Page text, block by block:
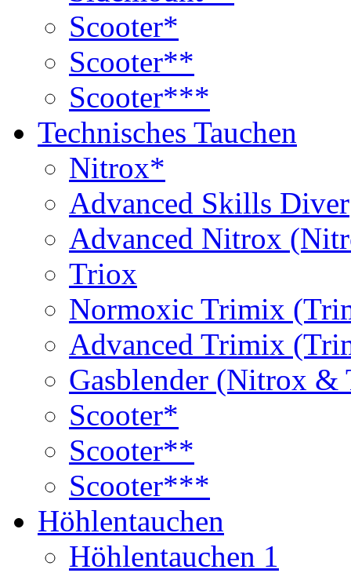
Scooter*
Scooter**
Scooter***
Technisches Tauchen
Nitrox*
Advanced Skills Diver
Advanced Nitrox
Triox
Normoxic Trimix
Advanced Trimix
Gasblender (Nitrox
Scooter*
Scooter**
Scooter***
Höhlentauchen
Höhlentauchen 1